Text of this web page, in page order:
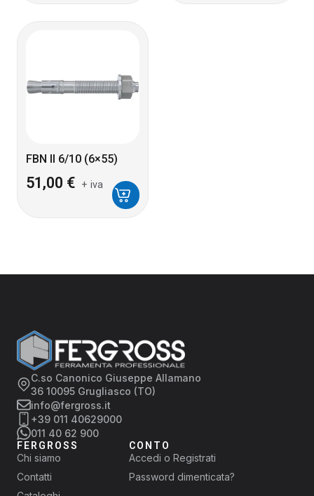
FBN II 6/10 (6×55)
51,00 € + iva
C.so Canonico Giuseppe Allamano
36 10095 Grugliasco (TO)
info@fergross.it
+39 011 40629000
011 40 62 900
FERGROSS
Chi siamo
Contatti
CONTO
Accedi o Registrati
Password dimenticata?